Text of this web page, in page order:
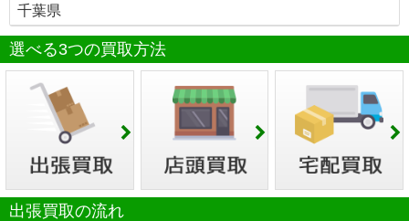
千葉県
選べる3つの買取方法
出張買取の流れ